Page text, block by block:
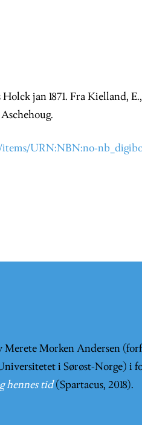
jan 1871. Fra Kielland,
URN:NBN:no-
Merete Morken Andersen
i Sørøst-Norge) i
hennes tid (Spartacus, 2018).